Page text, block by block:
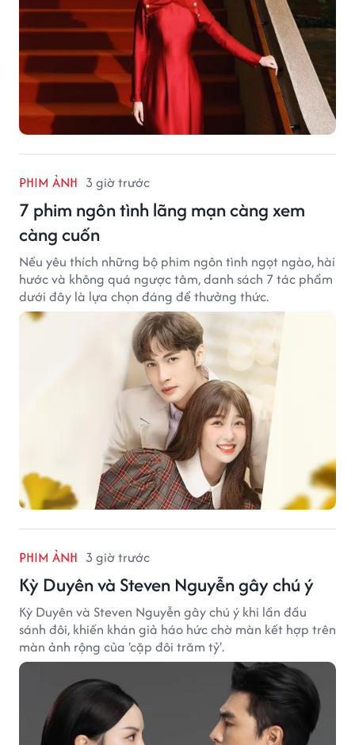
PHIM ẢNH 3 giờ trước
7 phim ngôn tình lãng mạn càng xem
càng cuốn
Nếu yêu thích những bộ phim ngôn tình ngọt ngào, hài
hước và không quá ngược tâm, danh sách 7 tác phẩm
dưới đây là lựa chọn đáng để thưởng thức.
PHIM ẢNH 3 giờ trước
Kỳ Duyên và Steven Nguyễn gây chú ý
Kỳ Duyên và Steven Nguyễn gây chú ý khi lần đầu
sánh đôi, khiến khán giả háo hức chờ màn kết hợp trên
màn ảnh rộng của 'cặp đôi trăm tỷ'.